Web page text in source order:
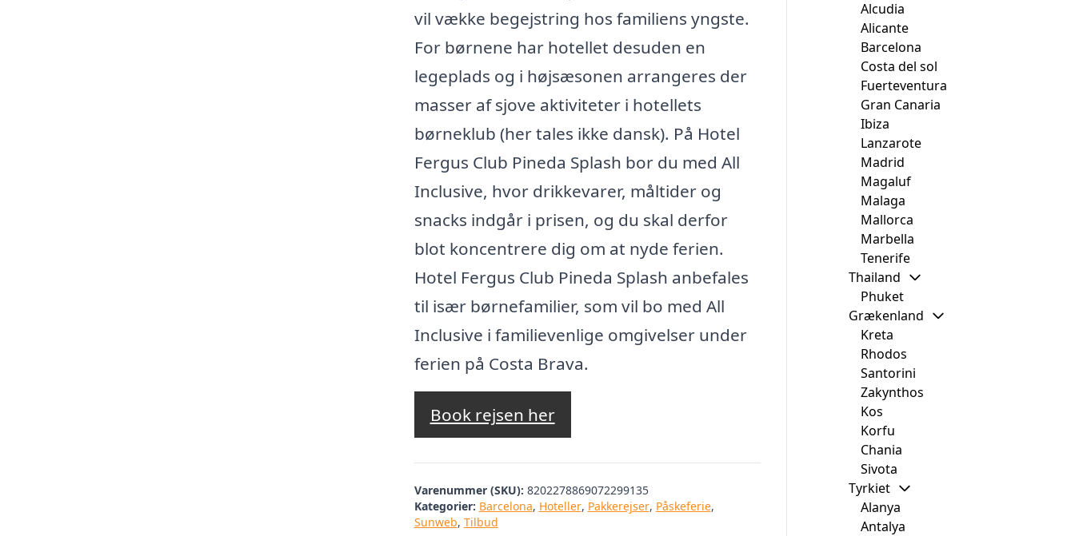
vil vække begejstring hos familiens yngste.
For børnene har hotellet desuden en
legeplads og i højsæsonen arrangeres der
masser af sjove aktiviteter i hotellets
børneklub (her tales ikke dansk). På Hotel
Fergus Club Pineda Splash bor du med All
Inclusive, hvor drikkevarer, måltider og
snacks indgår i prisen, og du skal derfor
blot koncentrere dig om at nyde ferien.
Hotel Fergus Club Pineda Splash anbefales
til især børnefamilier, som vil bo med All
Inclusive i familievenlige omgivelser under
ferien på Costa Brava.
Book rejsen her
Varenummer (SKU): 8202278869072299135
Kategorier: Barcelona, Hoteller, Pakkerejser, Påskeferie,
Sunweb, Tilbud
Alcudia
Alicante
Barcelona
Costa del sol
Fuerteventura
Gran Canaria
Ibiza
Lanzarote
Madrid
Magaluf
Malaga
Mallorca
Marbella
Tenerife
Thailand
Phuket
Grækenland
Kreta
Rhodos
Santorini
Zakynthos
Kos
Korfu
Chania
Sivota
Tyrkiet
Alanya
Antalya